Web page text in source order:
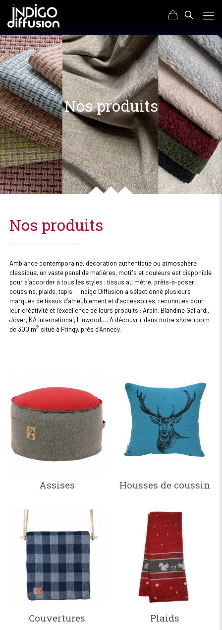
Nos produits
Nos produits
Ambiance contemporaine, décoration authentique ou atmosphère
classique, un vaste panel de matières, motifs et couleurs est disponible
pour s’accorder à tous les styles : tissus au mètre, prêts-à-poser,
coussins, plaids, tapis… Indigo Diffusion a sélectionné plusieurs
marques de tissus d’ameublement et d’accessoires, reconnues pour
leur créativité et l’excellence de leurs produits : Arpin, Blandine Galiardi,
Jover, KA International, Linwood,… A découvrir dans notre show-room
de 300 m2 situé à Pringy, près d’Annecy.
Assises Housses de coussin
Couvertures Plaids